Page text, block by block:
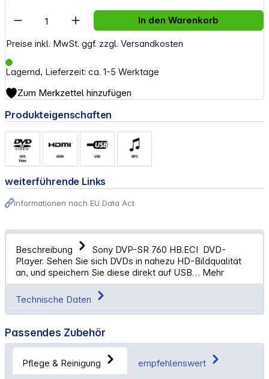
Preise inkl. MwSt. ggf. zzgl. Versandkosten
Lagernd, Lieferzeit: ca. 1-5 Werktage
Artikel Anzahl: Gib den gewünschten
In den Warenkorb
Zum Merkzettel hinzufügen
Produkteigenschaften
weiterführende Links
Informationen nach EU Data Act
Beschreibung
Sony DVP-SR 760 HB.ECI DVD-
Player. Sehen Sie sich DVDs in nahezu HD-Bildqualität
an, und speichern Sie diese direkt auf USB… Mehr
Technische Daten
Passendes Zubehör
Pflege & Reinigung empfehlenswert